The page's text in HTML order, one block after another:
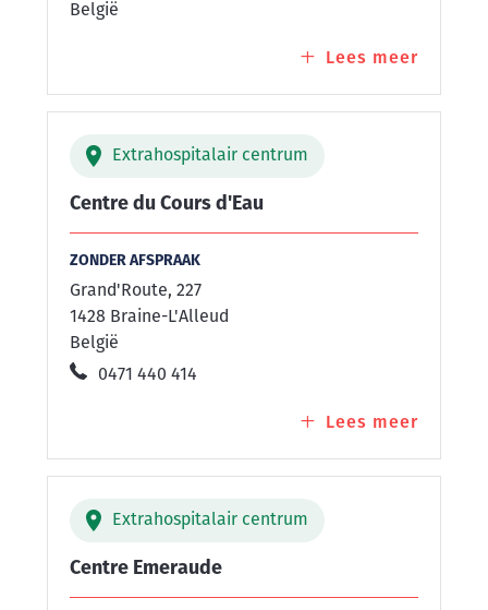
België
Lees meer
des
Extrahospitalair centrum
Centre du Cours d'Eau
ZONDER AFSPRAAK
Grand'Route, 227
1428 Braine-L'Alleud
België
0471 440 414
Lees meer
du
Extrahospitalair centrum
Centre Emeraude